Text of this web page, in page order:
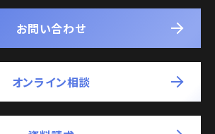
お問い合わせ
オンライン相談